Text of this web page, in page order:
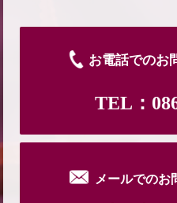
お電話でのお
TEL：
メールでのお